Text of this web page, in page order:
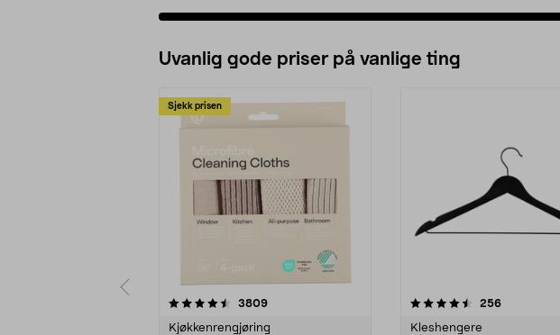
Uvanlig gode priser på vanlige ting
Sjekk prisen
3809anmeldelser
Kjøkkenrengjøring
4.5av 5 stjerner 256anmeldelser
Kleshengere
4.5av 5 stjerner